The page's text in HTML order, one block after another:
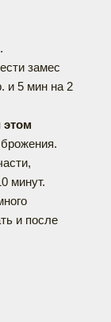
замес
и 5 мин на 2
этом
минут.
и после